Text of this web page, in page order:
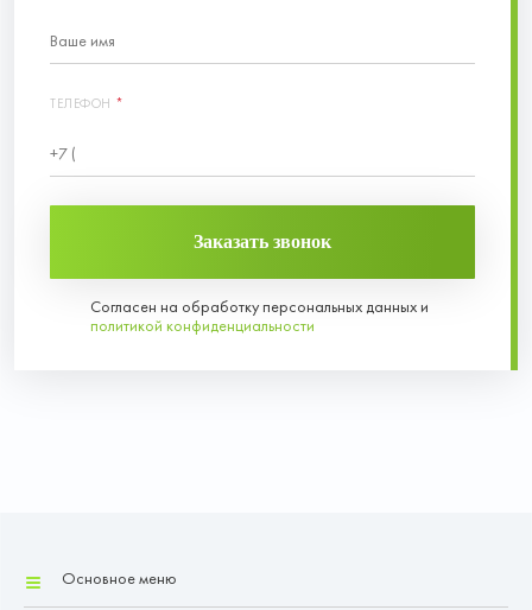
ТЕЛЕФОН *
Заказать звонок
Согласен на обработку персональных данных и
политикой конфиденциальности
Основное меню